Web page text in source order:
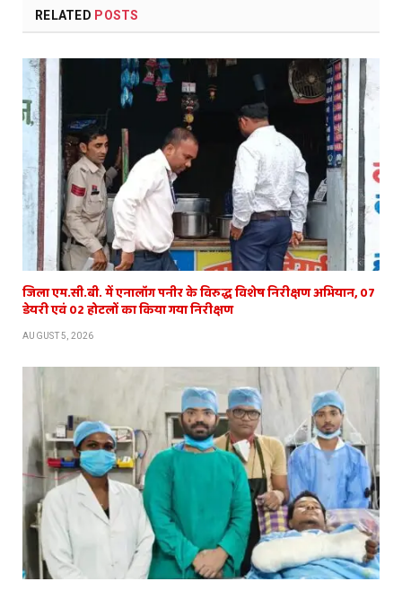
RELATED POSTS
जिला एम.सी.बी. में एनालॉग पनीर के विरुद्ध विशेष निरीक्षण अभियान, 07
डेयरी एवं 02 होटलों का किया गया निरीक्षण
AUGUST 5, 2026